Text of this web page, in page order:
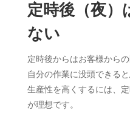
定時後（夜）
ない
定時後からはお客様から
自分の作業に没頭できる
生産性を高くするには、
が理想です。